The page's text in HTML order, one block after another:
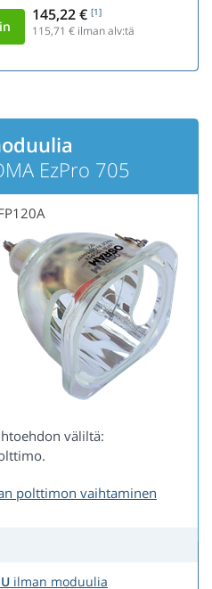
145,22 € [1]
115,71 € ilman alv:tä
EzPro 705
väliltä:
polttimon vaihtaminen
ilman moduulia